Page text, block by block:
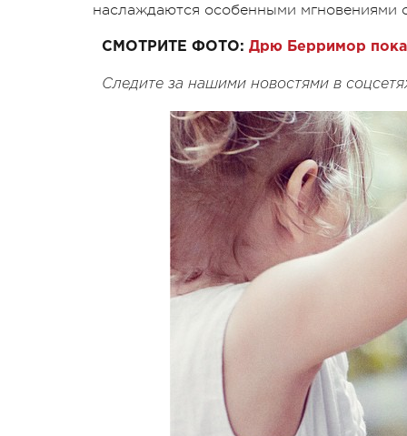
наслаждаются особенными мгновениями
СМОТРИТЕ ФОТО: Дрю Берримор
Следите за нашими новостями в